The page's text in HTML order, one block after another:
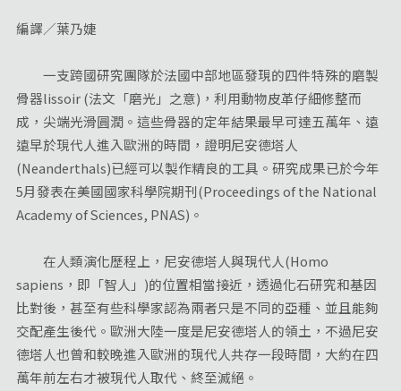
編譯／葉乃婕
一支跨國研究團隊於法國中部地區發現的四件特殊的磨製
骨器lissoir (法文「磨光」之意)，利用動物皮革仔細修整而
成，尖端光滑圓潤。這些骨器的定年結果最早可達五萬年、遠
遠早於現代人進入歐洲的時間，證明尼安德塔人
(Neanderthals)已經可以製作精良的工具。研究成果已於今年
5月發表在美國國家科學院期刊(Proceedings of the National
Academy of Sciences, PNAS)。
在人類演化歷程上，尼安德塔人與現代人(Homo
sapiens，即「智人」)的位置相當接近，透過化石研究和基因
比對後，甚至有些科學家認為兩者只是不同的亞種、並且能夠
交配產生後代。歐洲大陸一度是尼安德塔人的領土，不過尼安
德塔人也曾和較晚進入歐洲的現代人共存一段時間，大約在四
萬年前左右才被現代人取代、終至滅絕。